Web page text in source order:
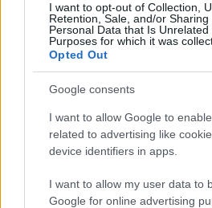
I want to opt-out of Collection,
Retention, Sale, and/or Sharing
Personal Data that Is Unrelated
Purposes for which it was
Opted Out
Google consents
I want to allow Google to
related to advertising like
device identifiers in apps.
I want to allow my user data to
Google for online advertising
carpione freddo, poiché
ambiente esalta al massimo i
Un errore frequente è quello
correttamente gli ingredienti.
rendere il piatto
poca marinatura potrebbe
sapore. Presta attenzione